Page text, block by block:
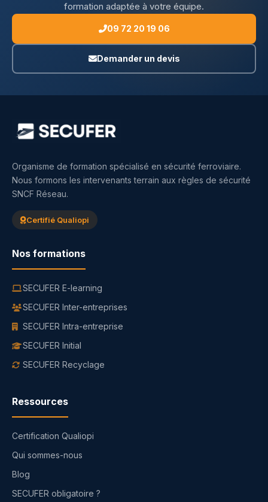
formation adaptée à votre équipe.
09 72 20 19 06
Demander un devis
Organisme de formation spécialisé en sécurité ferroviaire.
Nous formons les intervenants terrain aux règles de sécurité
SNCF Réseau.
Certifié Qualiopi
Nos formations
SECUFER E-learning
SECUFER Inter-entreprises
SECUFER Intra-entreprise
SECUFER Initial
SECUFER Recyclage
Ressources
Certification Qualiopi
Qui sommes-nous
Blog
SECUFER obligatoire ?